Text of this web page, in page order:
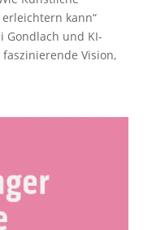
kann“
Gondlach und KI-
Vision,